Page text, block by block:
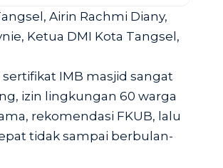
Airin Rachmi Diany,
Ketua DMI Kota Tangsel,
IMB masjid sangat
izin lingkungan 60 warga
rekomendasi FKUB, lalu
tidak sampai berbulan-